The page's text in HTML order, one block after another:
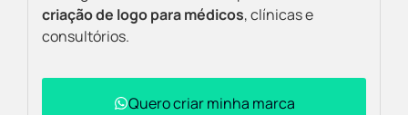
criação de logo para médicos, clínicas e
consultórios.
Quero criar minha marca